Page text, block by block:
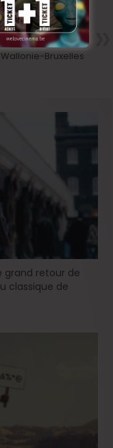
Next
de la Fédération
Wallonie-Bruxelles
grand retour de
classique de